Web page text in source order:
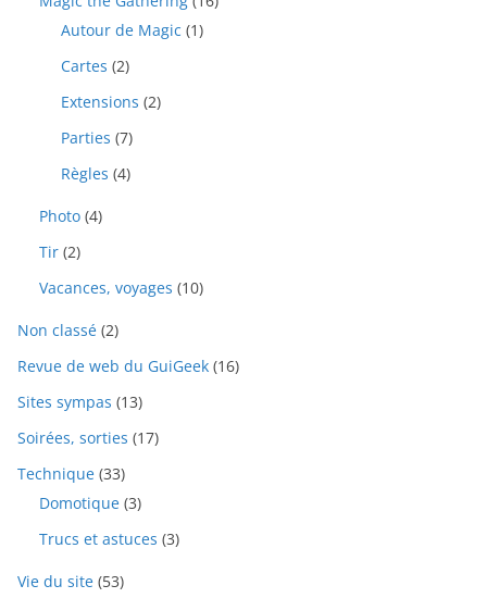
Autour de Magic (1)
Cartes (2)
Extensions (2)
Parties (7)
Règles (4)
Photo (4)
Tir (2)
Vacances, voyages (10)
Non classé (2)
Revue de web du GuiGeek (16)
Sites sympas (13)
Soirées, sorties (17)
Technique (33)
Domotique (3)
Trucs et astuces (3)
Vie du site (53)